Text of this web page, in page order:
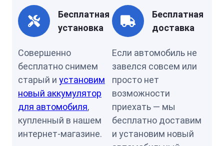
Бесплатная
установка
Совершенно
бесплатно снимем
старый и установим
новый аккумулятор
для автомобиля,
купленный в нашем
интернет-магазине.
Бесплатная
доставка
Если автомобиль не
завелся совсем или
просто нет
возможности
приехать — мы
бесплатно доставим
и установим новый